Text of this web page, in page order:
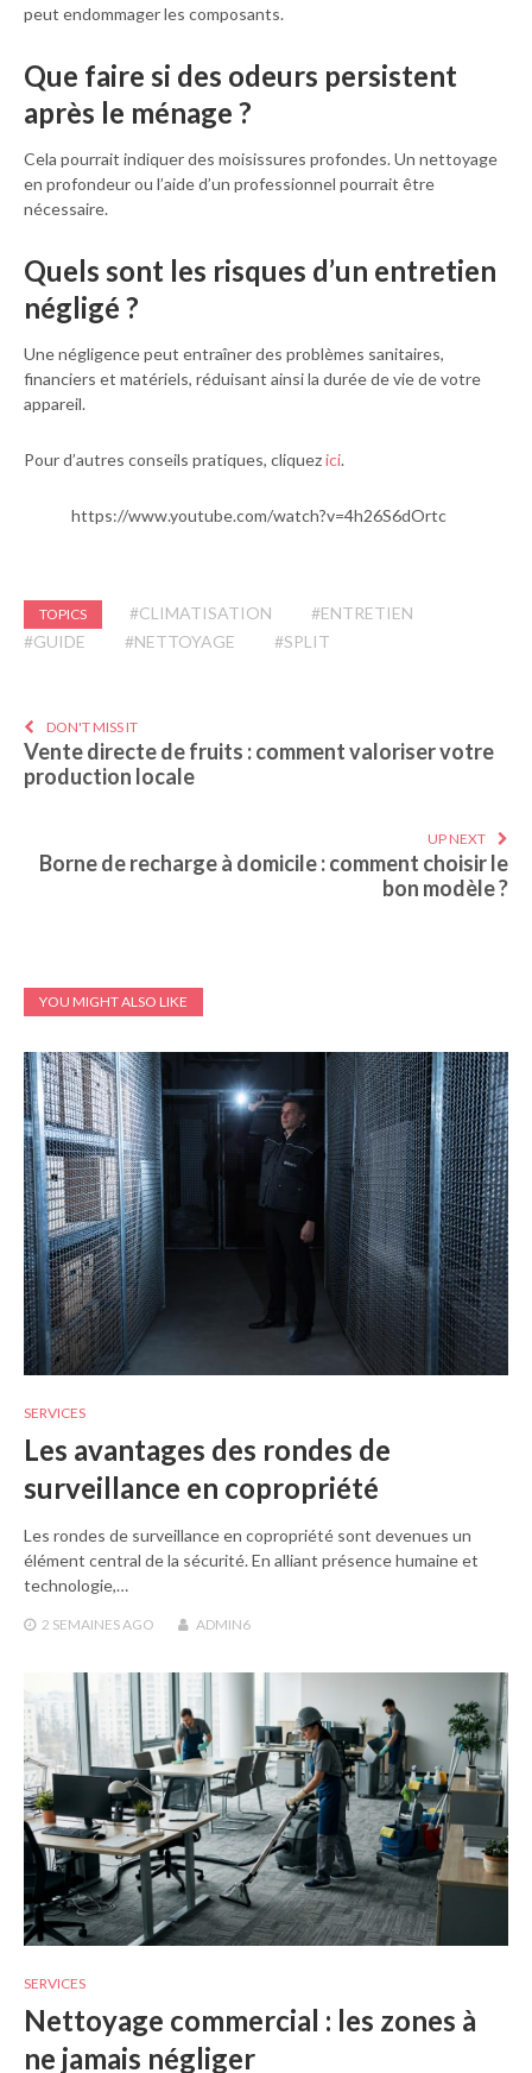
peut endommager les composants.
Que faire si des odeurs persistent
après le ménage ?
Cela pourrait indiquer des moisissures profondes. Un nettoyage
en profondeur ou l’aide d’un professionnel pourrait être
nécessaire.
Quels sont les risques d’un entretien
négligé ?
Une négligence peut entraîner des problèmes sanitaires,
financiers et matériels, réduisant ainsi la durée de vie de votre
appareil.
Pour d’autres conseils pratiques, cliquezici.
https://www.youtube.com/watch?v=4h26S6dOrtc
TOPICS #CLIMATISATION
#ENTRETIEN
#GUIDE
#NETTOYAGE #SPLIT
DON'T MISS IT
Vente directe de fruits : comment valoriser votre
production locale
UP NEXT
Borne de recharge à domicile : comment choisir le
bon modèle ?
YOU MIGHT ALSO LIKE
SERVICES
Les avantages des rondes de
surveillance en copropriété
Les rondes de surveillance en copropriété sont devenues un
élément central de la sécurité. En alliant présence humaine et
technologie,…
2 SEMAINES AGO ADMIN6
SERVICES
Nettoyage commercial : les zones à
ne jamais négliger